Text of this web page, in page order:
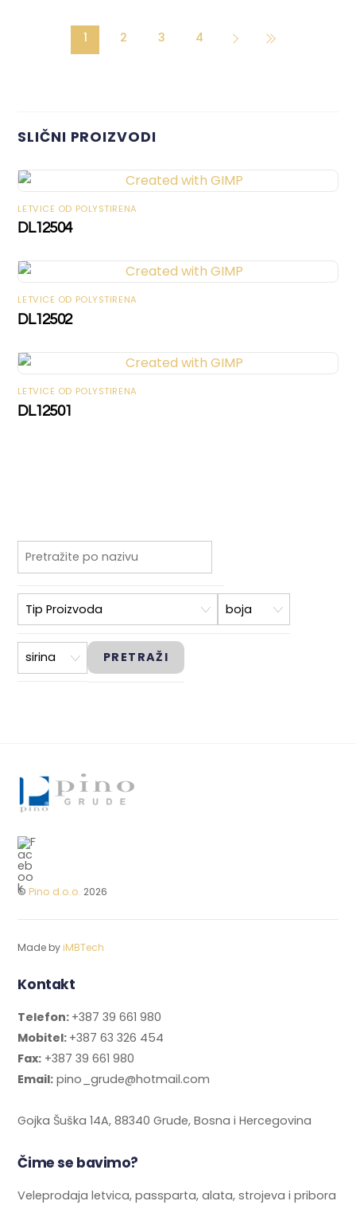
1 2 3 4
SLIČNI PROIZVODI
LETVICE OD POLYSTIRENA
DL12504
LETVICE OD POLYSTIRENA
DL12502
LETVICE OD POLYSTIRENA
DL12501
© Pino d.o.o. 2026
Made by iMBTech
Kontakt
Telefon: +387 39 661 980
Mobitel: +387 63 326 454
Fax: +387 39 661 980
Email: pino_grude@hotmail.com
Gojka Šuška 14A, 88340 Grude, Bosna i Hercegovina
Čime se bavimo?
Veleprodaja letvica, passparta, alata, strojeva i pribora